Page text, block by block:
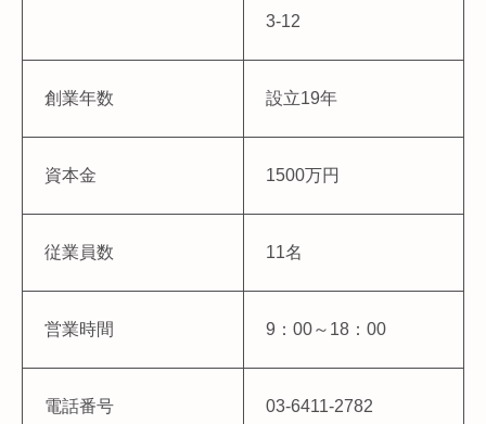
3-12
創業年数 設立19年
資本金 1500万円
従業員数 11名
営業時間 9：00～18：00
電話番号 03-6411-2782